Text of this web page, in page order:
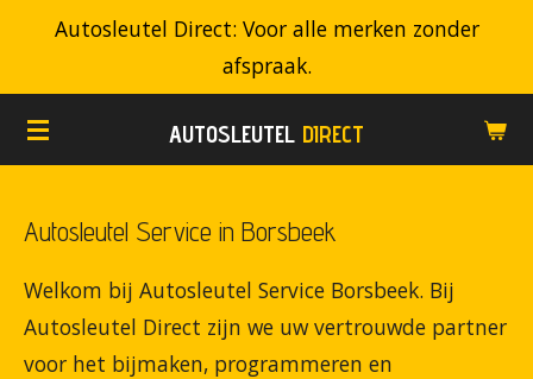
de
AUTOSLEUTEL DIRECT
Autosleutel Direct: Voor alle merken zonder
afspraak.
Autosleutel Service in Borsbeek
Welkom bij Autosleutel Service Borsbeek. Bij
Autosleutel Direct zijn we uw vertrouwde partner
voor het bijmaken, programmeren en